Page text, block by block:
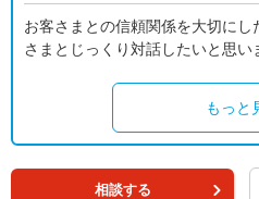
お客さまとの信頼関係を大切に
さまとじっくり対話したいと思い
もっと
相談する